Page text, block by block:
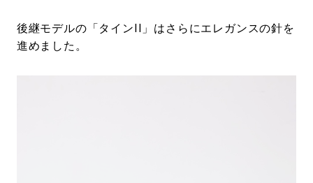
後継モデルの「タインII」はさらにエレガンスの針を
進めました。